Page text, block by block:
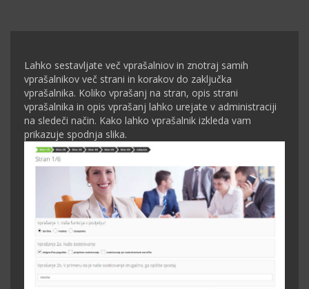
Lahko sestavljate več vprašalniov in znotraj samih
vprašalnikov več strani in korakov do zaključka
vprašalnika. Koliko vprašanj na stran, opis strani
vprašalnika in opis vprašanj lahko urejate v administraciji
na sledeči način. Kako lahko vprašalnik izkleda vam
prikazuje spodnja slika.